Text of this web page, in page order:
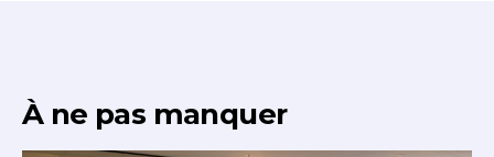
À ne pas manquer